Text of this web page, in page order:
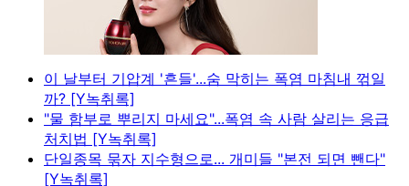
이 날부터 기압계 '흔들'...숨 막히는 폭염 마침내 꺾일
까? [Y녹취록]
"물 함부로 뿌리지 마세요"...폭염 속 사람 살리는 응급
처치법 [Y녹취록]
단일종목 묶자 지수형으로... 개미들 "본전 되면 뺀다"
[Y녹취록]